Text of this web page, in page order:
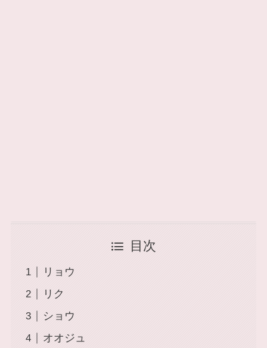
目次
リョウ
リク
ショウ
オオジュ